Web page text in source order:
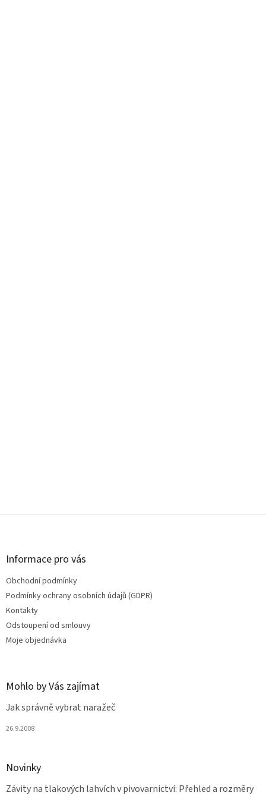
Z
Informace pro vás
Obchodní podmínky
Podmínky ochrany osobních údajů (GDPR)
Kontakty
Odstoupení od smlouvy
Moje objednávka
Mohlo by Vás zajímat
Jak správně vybrat naražeč
26.9.2008
Novinky
Závity na tlakových lahvích v pivovarnictví: Přehled a rozměry